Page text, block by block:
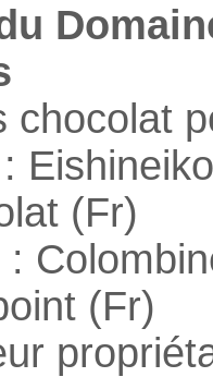
chocolat
(Fr)
:
(Fr)